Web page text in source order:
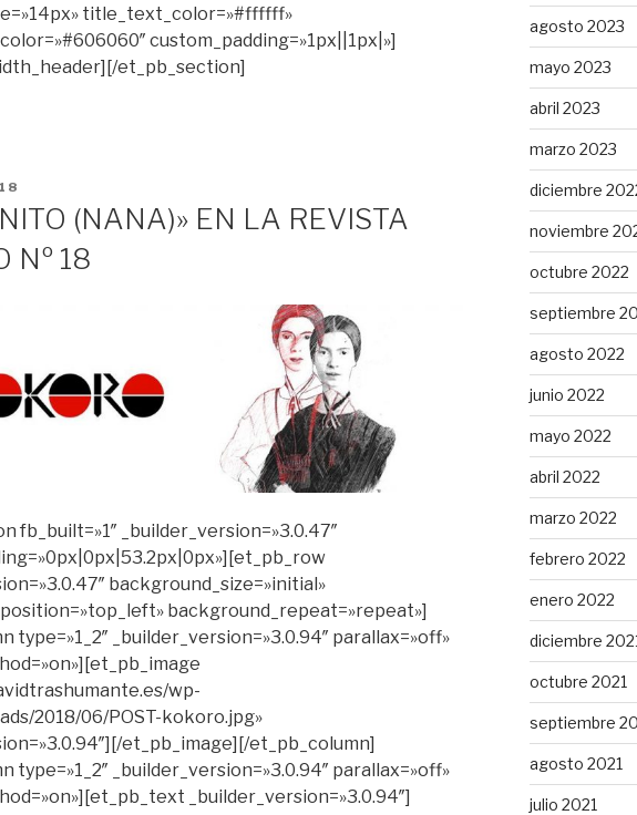
title_text_color=»#ffffff»
custom_padding=»1px||1px|»]
et_pb_section]
(NANA)» EN LA REVISTA
Nº 18
fb_built=»1″ _builder_version=»3.0.47″
background_size=»initial»
background_repeat=»repeat»]
type=»1_2″ _builder_version=»3.0.94″ parallax=»off»
wp-
2018/06/POST-kokoro.jpg»
et_pb_image][/et_pb_column]
type=»1_2″ _builder_version=»3.0.94″ parallax=»off»
_builder_version=»3.0.94″]
agosto 2023
mayo 2023
abril 2023
marzo 2023
diciembre
noviembre
octubre 2022
septiembre
agosto 2022
junio 2022
mayo 2022
abril 2022
marzo 2022
febrero 2022
enero 2022
diciembre
octubre 2021
septiembre
agosto 2021
julio 2021